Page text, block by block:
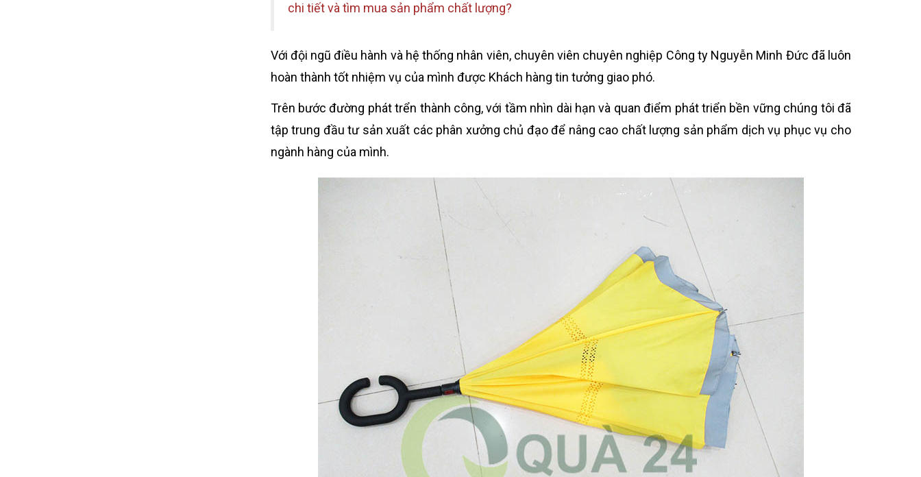
chi tiết và tìm mua sản phẩm chất lượng?
Với đội ngũ điều hành và hệ thống nhân viên, chuyên viên chuyên nghiệp Công ty Nguyễn Minh Đức đã luôn
hoàn thành tốt nhiệm vụ của mình được Khách hàng tin tưởng giao phó.
Trên bước đường phát trển thành công, với tầm nhìn dài hạn và quan điểm phát triển bền vững chúng tôi đã
tập trung đầu tư sản xuất các phân xưởng chủ đạo để nâng cao chất lượng sản phẩm dịch vụ phục vụ cho
ngành hàng của mình.